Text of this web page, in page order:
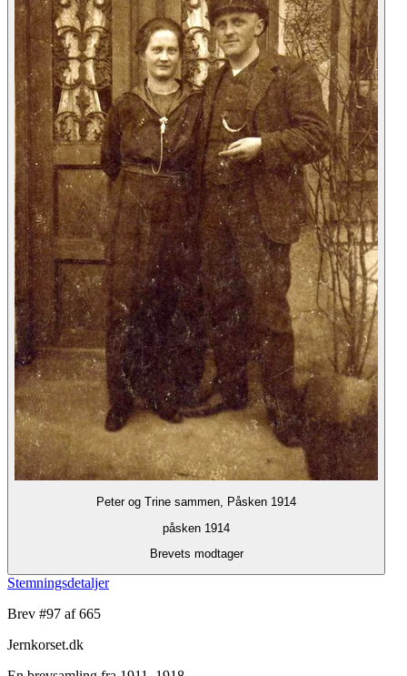
Peter og Trine sammen, Påsken 1914
påsken 1914
Brevets modtager
Stemningsdetaljer
Brev #97 af 665
Jernkorset.dk